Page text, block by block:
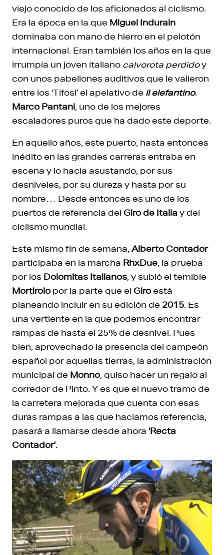
viejo conocido de los aficionados al ciclismo.
Era la época en la que Miguel Indurain
dominaba con mano de hierro en el pelotón
internacional. Eran también los años en la que
irrumpía un joven italiano calvorota perdidoy
con unos pabellones auditivos que le valieron
entre los ‘Tifosi’ el apelativo de il elefantino.
Marco Pantani , uno de los mejores
escaladores puros que ha dado este deporte.
En aquello años, este puerto, hasta entonces
inédito en las grandes carreras entraba en
escena y lo hacía asustando, por sus
desniveles, por su dureza y hasta por su
nombre… Desde entonces es uno de los
puertos de referencia del Giro de Italia y del
ciclismo mundial.
Este mismo fin de semana, Alberto Contador
participaba en la marcha RhxDue , la prueba
por los Dolomitas Italianos , y subió el temible
Mortirolo por la parte que el Giroestá
planeando incluir en su edición de 2015. Es
una vertiente en la que podemos encontrar
rampas de hasta el 25% de desnivel. Pues
bien, aprovechado la presencia del campeón
español por aquellas tierras, la administración
municipal de Monno , quiso hacer un regalo al
corredor de Pinto. Y es que el nuevo tramo de
la carretera mejorada que cuenta con esas
duras rampas a las que hacíamos referencia,
pasará a llamarse desde ahora ‘Recta
Contador’.